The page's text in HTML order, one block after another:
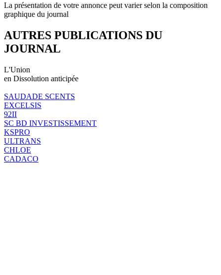
La présentation de votre annonce peut varier selon la composition
graphique du journal
AUTRES PUBLICATIONS DU
JOURNAL
L'Union
en Dissolution anticipée
SAUDADE SCENTS
EXCELSIS
92II
SC BD INVESTISSEMENT
KSPRO
ULTRANS
CHLOE
CADACO